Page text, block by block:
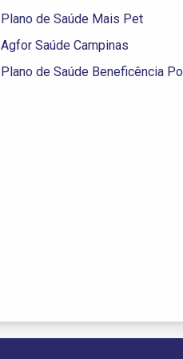
Plano de Saúde Mais Pet
Agfor Saúde Campinas
Plano de Saúde Beneficência